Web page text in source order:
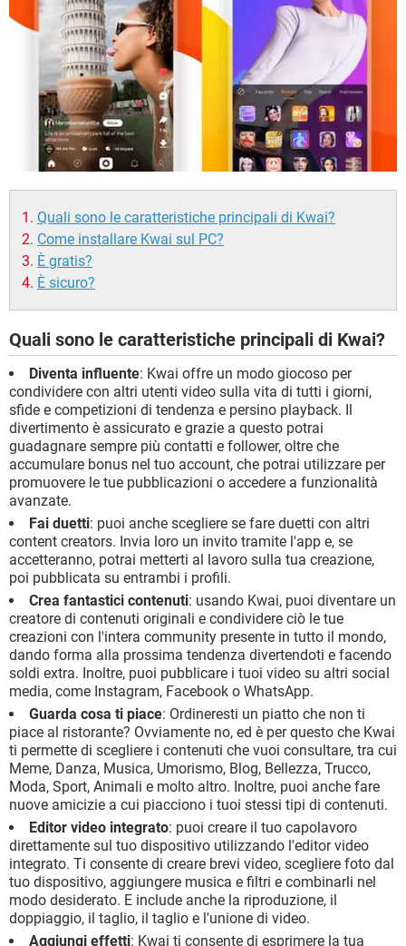
Quali sono le caratteristiche principali di Kwai?
Come installare Kwai sul PC?
È gratis?
È sicuro?
Quali sono le caratteristiche principali di Kwai?
Diventa influente: Kwai offre un modo giocoso per
condividere con altri utenti video sulla vita di tutti i giorni,
sfide e competizioni di tendenza e persino playback. Il
divertimento è assicurato e grazie a questo potrai
guadagnare sempre più contatti e follower, oltre che
accumulare bonus nel tuo account, che potrai utilizzare per
promuovere le tue pubblicazioni o accedere a funzionalità
avanzate.
Fai duetti: puoi anche scegliere se fare duetti con altri
content creators. Invia loro un invito tramite l'app e, se
accetteranno, potrai metterti al lavoro sulla tua creazione,
poi pubblicata su entrambi i profili.
Crea fantastici contenuti: usando Kwai, puoi diventare un
creatore di contenuti originali e condividere ciò le tue
creazioni con l'intera community presente in tutto il mondo,
dando forma alla prossima tendenza divertendoti e facendo
soldi extra. Inoltre, puoi pubblicare i tuoi video su altri social
media, come Instagram, Facebook o WhatsApp.
Guarda cosa ti piace: Ordineresti un piatto che non ti
piace al ristorante? Ovviamente no, ed è per questo che Kwai
ti permette di scegliere i contenuti che vuoi consultare, tra cui
Meme, Danza, Musica, Umorismo, Blog, Bellezza, Trucco,
Moda, Sport, Animali e molto altro. Inoltre, puoi anche fare
nuove amicizie a cui piacciono i tuoi stessi tipi di contenuti.
Editor video integrato: puoi creare il tuo capolavoro
direttamente sul tuo dispositivo utilizzando l'editor video
integrato. Ti consente di creare brevi video, scegliere foto dal
tuo dispositivo, aggiungere musica e filtri e combinarli nel
modo desiderato. E include anche la riproduzione, il
doppiaggio, il taglio, il taglio e l'unione di video.
Aggiungi effetti: Kwai ti consente di esprimere la tua